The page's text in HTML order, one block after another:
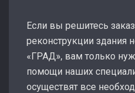
Если вы решитесь
реконструкции здания
«ГРАД», вам только
помощи наших
осуществят все